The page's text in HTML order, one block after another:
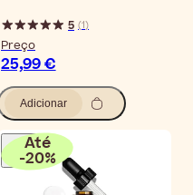
5 (1)
Preço
25,99 €
Adicionar
Até
-20%